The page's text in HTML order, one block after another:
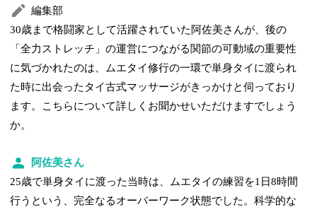
編集部
30歳まで格闘家として活躍されていた阿佐美さんが、後の
「全力ストレッチ」の運営につながる関節の可動域の重要性
に気づかれたのは、ムエタイ修行の一環で単身タイに渡られ
た時に出会ったタイ古式マッサージがきっかけと伺っており
ます。こちらについて詳しくお聞かせいただけますでしょう
か。
阿佐美さん
25歳で単身タイに渡った当時は、ムエタイの練習を1日8時間
行うという、完全なるオーバーワーク状態でした。科学的な